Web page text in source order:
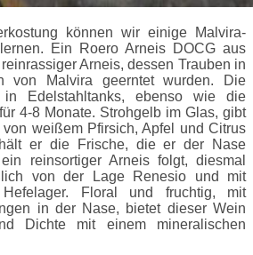
können wir einige Malvira-
Ein Roero Arneis DOCG aus
Arneis, dessen Trauben in
von Malvira geerntet wurden. Die
in Edelstahltanks, ebenso wie die
4-8 Monate. Strohgelb im Glas, gibt
weißem Pfirsich, Apfel und Citrus
er die Frische, die er der Nase
reinsortiger Arneis folgt, diesmal
von der Lage Renesio und mit
Floral und fruchtig, mit
in der Nase, bietet dieser Wein
Dichte mit einem mineralischen